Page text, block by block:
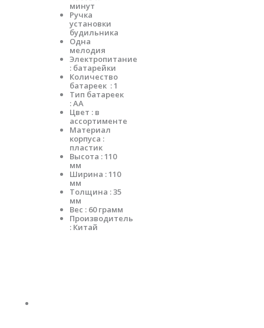
минут
Ручка
установки
будильника
Одна
мелодия
Электропитание
: батарейки
Количество
батареек : 1
Тип батареек
: АА
Цвет : в
ассортименте
Материал
корпуса :
пластик
Высота : 110
мм
Ширина : 110
мм
Толщина : 35
мм
Вес : 60 грамм
Производитель
: Китай